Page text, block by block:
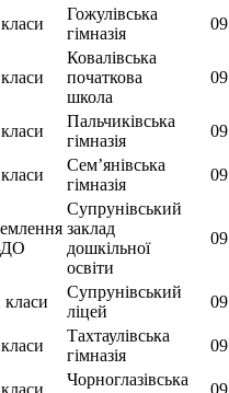
Гожулівська
гімназія
Ковалівська
початкова
школа
Пальчиківська
гімназія
Сем’янівська
гімназія
Супрунівський
заклад
дошкільної
освіти
класи
Супрунівський
ліцей
Тахтаулівська
гімназія
Чорноглазівська